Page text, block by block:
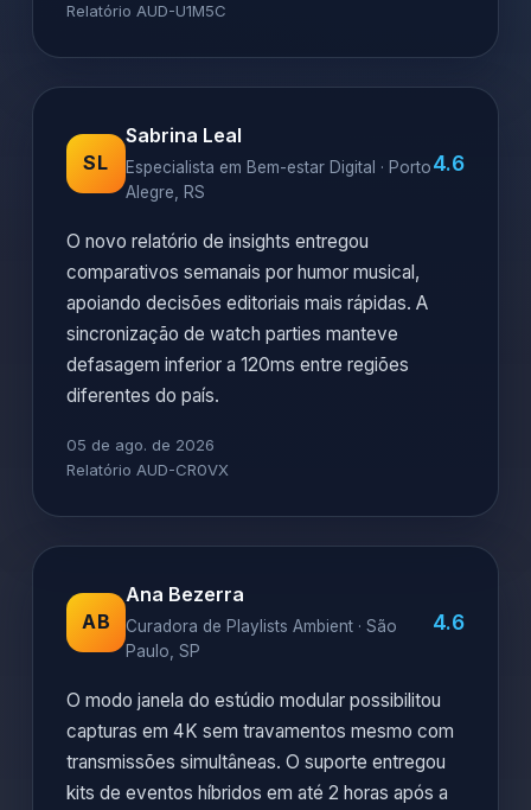
Relatório AUD-U1M5C
SL
Sabrina Leal
Especialista em Bem-estar Digital · Porto
Alegre, RS
4.6
O novo relatório de insights entregou
comparativos semanais por humor musical,
apoiando decisões editoriais mais rápidas. A
sincronização de watch parties manteve
defasagem inferior a 120ms entre regiões
diferentes do país.
05 de ago. de 2026
Relatório AUD-CR0VX
AB
Ana Bezerra
Curadora de Playlists Ambient · São
Paulo, SP
4.6
O modo janela do estúdio modular possibilitou
capturas em 4K sem travamentos mesmo com
transmissões simultâneas. O suporte entregou
kits de eventos híbridos em até 2 horas após a